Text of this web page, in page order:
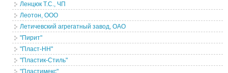
Ленцюк Т.С., ЧП
Леотон, ООО
Летичевский агрегатный завод, ОАО
"Пирит"
"Пласт-НН"
"Пластик-Стиль"
"Пластимекс"